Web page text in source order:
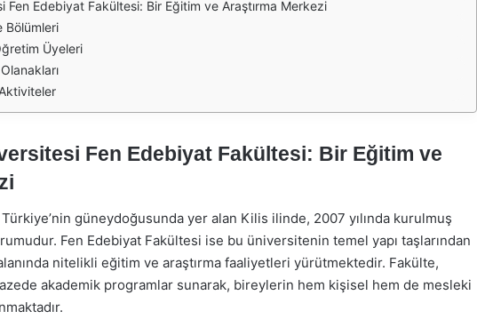
Fen Edebiyat Fakültesi: Bir Eğitim ve Araştırma Merkezi
Bölümleri
Üyeleri
Fen Edebiyat Fakültesi: Bir Eğitim ve
güneydoğusunda yer alan Kilis ilinde, 2007 yılında kurulmuş
Fen Edebiyat Fakültesi ise bu üniversitenin temel yapı taşlarından
nitelikli eğitim ve araştırma faaliyetleri yürütmektedir. Fakülte,
akademik programlar sunarak, bireylerin hem kişisel hem de mesleki